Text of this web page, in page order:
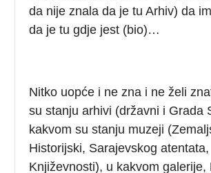
da nije znala da je tu Arhiv) da
da je tu gdje jest (bio)…
Nitko uopće i ne zna i ne želi
su stanju arhivi (državni i Grada
kakvom su stanju muzeji
Historijski, Sarajevskog atentata,
Književnosti), u kakvom galerije,